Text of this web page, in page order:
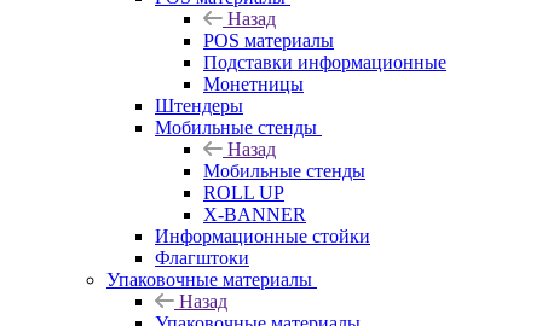
Назад
POS материалы
Подставки информационные
Монетницы
Штендеры
Мобильные стенды
Назад
Мобильные стенды
ROLL UP
X-BANNER
Информационные стойки
Флагштоки
Упаковочные материалы
Назад